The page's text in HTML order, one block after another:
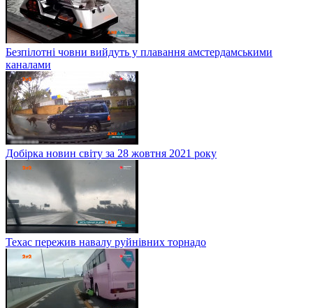
Безпілотні човни вийдуть у плавання амстердамськими
каналами
Добірка новин світу за 28 жовтня 2021 року
Техас пережив навалу руйнівних торнадо